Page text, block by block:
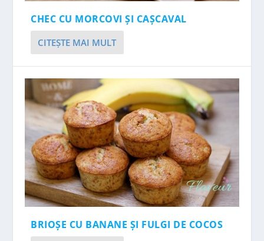
CHEC CU MORCOVI ȘI CAȘCAVAL
CITEŞTE MAI MULT
BRIOȘE CU BANANE ȘI FULGI DE COCOS